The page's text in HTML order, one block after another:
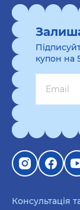
навички
пазлу
стане
кімнати.
Картини
розваги
створити
за
номерами,
картину,
«Шевченко
Консультація
купон на